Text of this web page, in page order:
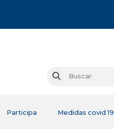
Buscar
Participa Medidas covid 19